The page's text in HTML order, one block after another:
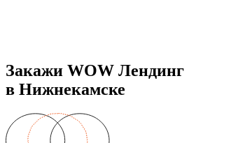
Закажи WOW Лендинг
в Нижнекамске